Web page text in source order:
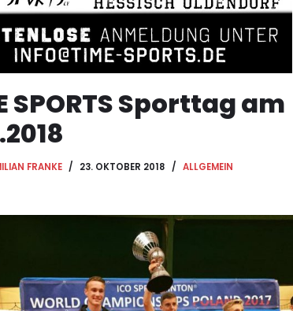
SPORTS Sporttag am
FRANKE 23. OKTOBER 2018 ALLGEMEIN